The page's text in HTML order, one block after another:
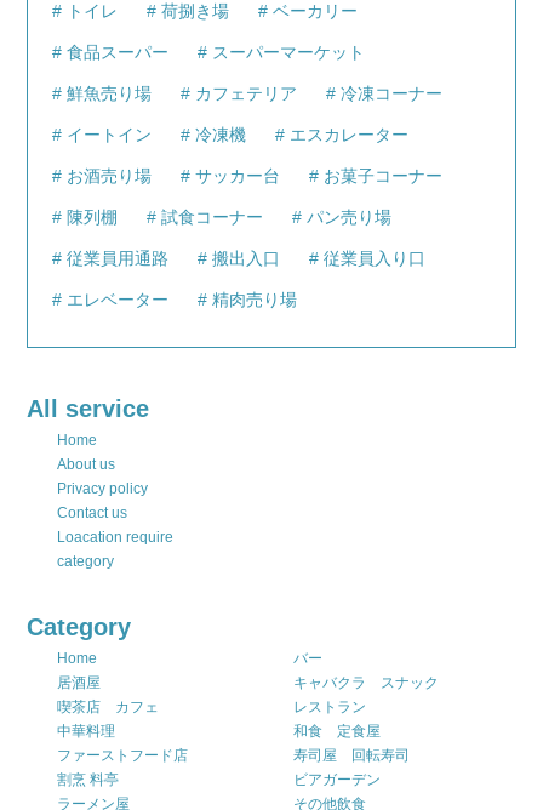
トイレ 荷捌き場 ベーカリー
食品スーパー スーパーマーケット
鮮魚売り場 カフェテリア 冷凍コーナー
イートイン 冷凍機 エスカレーター
お酒売り場 サッカー台 お菓子コーナー
陳列棚 試食コーナー パン売り場
従業員用通路 搬出入口 従業員入り口
エレベーター 精肉売り場
All service
Home
About us
Privacy policy
Contact us
Loacation require
category
Category
Home
バー
居酒屋
キャバクラ スナック
喫茶店 カフェ
レストラン
中華料理
和食 定食屋
ファーストフード店
寿司屋 回転寿司
割烹 料亭
ビアガーデン
ラーメン屋
その他飲食